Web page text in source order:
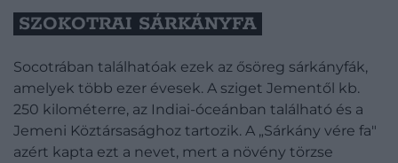
SZOKOTRAI SÁRKÁNYFA
Socotrában találhatóak ezek az ősöreg sárkányfák,
amelyek több ezer évesek. A sziget Jementől kb.
250 kilométerre, az Indiai-óceánban található és a
Jemeni Köztársasághoz tartozik. A „Sárkány vére fa"
azért kapta ezt a nevet, mert a növény törzse